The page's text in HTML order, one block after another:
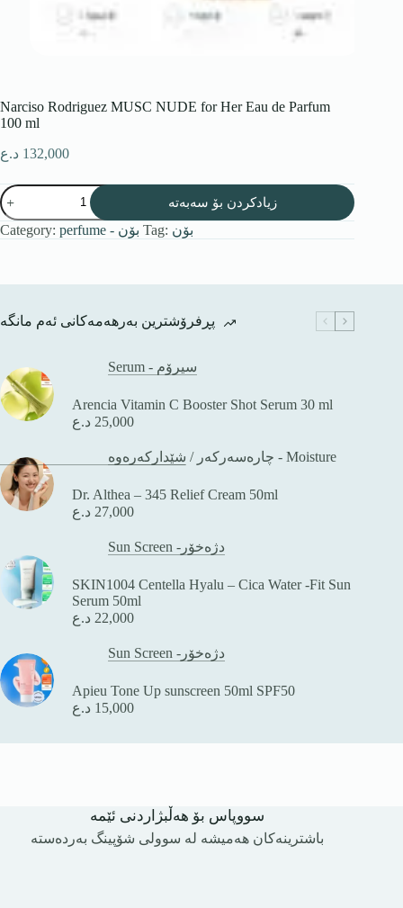
Narciso Rodriguez MUSC NUDE for Her Eau de Parfum
100 ml
132,000 د.ع
زیادکردن بۆ سەبەتە
Category: perfume - بۆن Tag: بۆن
پڕفرۆشترین بەرهەمەکانی ئەم مانگە
Serum - سیرۆم
Arencia Vitamin C Booster Shot Serum 30 ml
25,000 د.ع
چارەسەرکەر / شێدارکەرەوە - Moisture
Dr. Althea – 345 Relief Cream 50ml
27,000 د.ع
Sun Screen -دژەخۆر
SKIN1004 Centella Hyalu – Cica Water -Fit Sun
Serum 50ml
22,000 د.ع
Sun Screen -دژەخۆر
Apieu Tone Up sunscreen 50ml SPF50
15,000 د.ع
سووپاس بۆ هەڵبژاردنی ئێمە
باشترینەکان هەمیشە لە سوولی شۆپینگ بەردەستە